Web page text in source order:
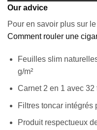
Our advice
Pour en savoir plus sur
Comment rouler une
Feuilles slim
g/m²
Carnet 2 en 1 avec
Filtres toncar intégrés
Produit respectueux